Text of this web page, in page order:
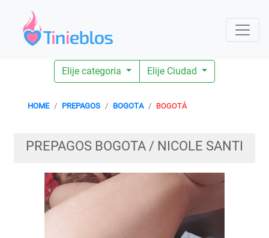
Elije categoria Elije Ciudad
HOME PREPAGOS BOGOTA BOGOTÁ
PREPAGOS BOGOTA / NICOLE SANTI